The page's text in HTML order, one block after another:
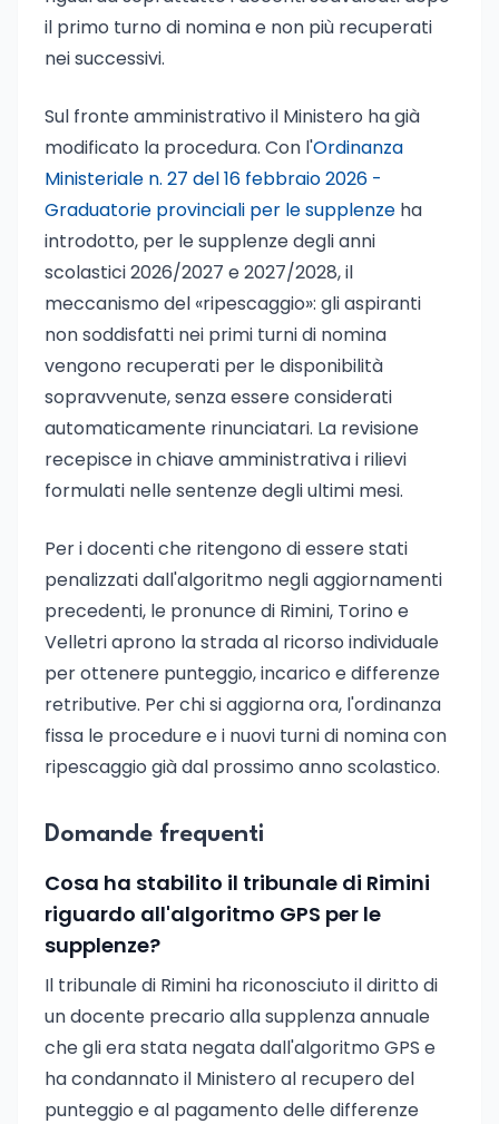
il primo turno di nomina e non più recuperati
nei successivi.
Sul fronte amministrativo il Ministero ha già
modificato la procedura. Con l'Ordinanza
Ministeriale n. 27 del 16 febbraio 2026 -
Graduatorie provinciali per le supplenze ha
introdotto, per le supplenze degli anni
scolastici 2026/2027 e 2027/2028, il
meccanismo del «ripescaggio»: gli aspiranti
non soddisfatti nei primi turni di nomina
vengono recuperati per le disponibilità
sopravvenute, senza essere considerati
automaticamente rinunciatari. La revisione
recepisce in chiave amministrativa i rilievi
formulati nelle sentenze degli ultimi mesi.
Per i docenti che ritengono di essere stati
penalizzati dall'algoritmo negli aggiornamenti
precedenti, le pronunce di Rimini, Torino e
Velletri aprono la strada al ricorso individuale
per ottenere punteggio, incarico e differenze
retributive. Per chi si aggiorna ora, l'ordinanza
fissa le procedure e i nuovi turni di nomina con
ripescaggio già dal prossimo anno scolastico.
Domande frequenti
Cosa ha stabilito il tribunale di Rimini
riguardo all'algoritmo GPS per le
supplenze?
Il tribunale di Rimini ha riconosciuto il diritto di
un docente precario alla supplenza annuale
che gli era stata negata dall'algoritmo GPS e
ha condannato il Ministero al recupero del
punteggio e al pagamento delle differenze